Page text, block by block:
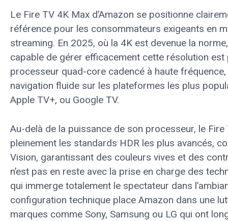
Le Fire TV 4K Max d’Amazon se positionne
référence pour les consommateurs exigeants en
streaming. En 2025, où la 4K est devenue la
capable de gérer efficacement cette résolution est
processeur quad-core cadencé à haute
navigation fluide sur les plateformes les plus
Apple TV+, ou Google TV.
Au-delà de la puissance de son processeur, le
pleinement les standards HDR les plus avancés,
Vision, garantissant des couleurs vives et des
n’est pas en reste avec la prise en charge des
qui immerge totalement le spectateur dans
configuration technique place Amazon dans une
marques comme Sony, Samsung ou LG qui ont